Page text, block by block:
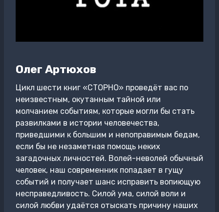
Олег Артюхов
Цикл шести книг «СТОРНО» проведёт вас по
неизвестным, окутанным тайной или
молчанием событиям, которые могли бы стать
развилками в истории человечества,
приведшими к большим и непоправимым бедам,
если бы не незаметная помощь неких
загадочных личностей. Волей-неволей обычный
человек, наш современник попадает в гущу
событий и получает шанс исправить вопиющую
несправедливость. Силой ума, силой воли и
силой любви удаётся отыскать причину наших